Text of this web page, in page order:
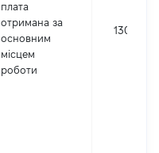
плата
отримана за
основним
місцем
роботи
130425